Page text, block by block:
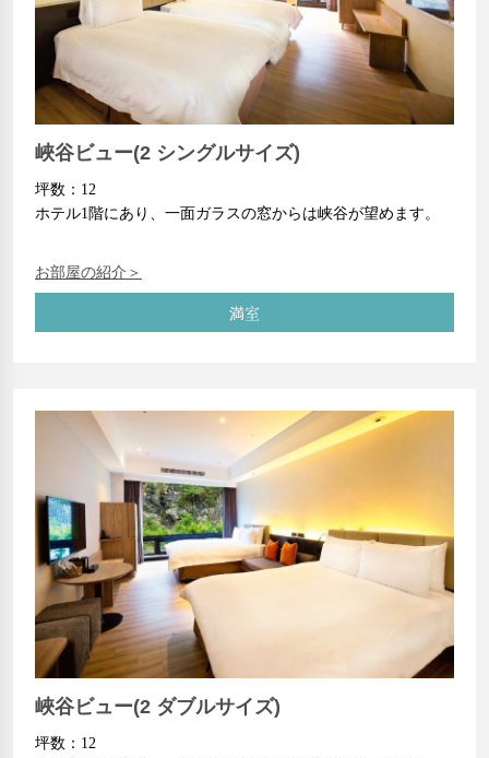
峽谷ビュー(2 シングルサイズ)
坪数：12
ホテル1階にあり、一面ガラスの窓からは峡谷が望めます。
お部屋の紹介＞
満室
峽谷ビュー(2 ダブルサイズ)
坪数：12